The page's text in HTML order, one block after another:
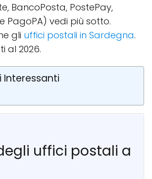
BancoPosta, PostePay,
e PagoPA) vedi più sotto.
gli uffici postali in Sardegna.
al 2026.
Interessanti
uffici postali a